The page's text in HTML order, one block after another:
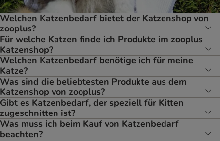
Welchen Katzenbedarf bietet der Katzenshop von
zooplus?
Für welche Katzen finde ich Produkte im zooplus
Katzenshop?
Welchen Katzenbedarf benötige ich für meine
Katze?
Was sind die beliebtesten Produkte aus dem
Katzenshop von zooplus?
Gibt es Katzenbedarf, der speziell für Kitten
zugeschnitten ist?
Was muss ich beim Kauf von Katzenbedarf
beachten?